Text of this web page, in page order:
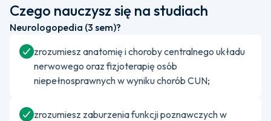
Czego nauczysz się na studiach
Neurologopedia (3 sem)?
zrozumiesz anatomię i choroby centralnego układu
nerwowego oraz fizjoterapię osób
niepełnosprawnych w wyniku chorób CUN;
zrozumiesz zaburzenia funkcji poznawczych w